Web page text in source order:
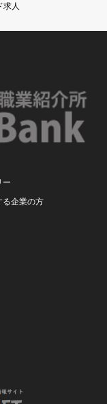
求人
ー
る企業の方